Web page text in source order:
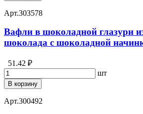
Арт.303578
Вафли в шоколадной глазури
шоколада с шоколадной
51.42 ₽
шт
В корзину
Арт.300492